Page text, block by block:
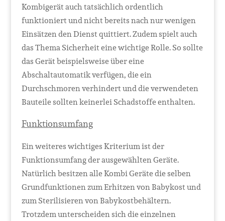
Kombigerät auch tatsächlich ordentlich
funktioniert und nicht bereits nach nur wenigen
Einsätzen den Dienst quittiert. Zudem spielt auch
das Thema Sicherheit eine wichtige Rolle. So sollte
das Gerät beispielsweise über eine
Abschaltautomatik verfügen, die ein
Durchschmoren verhindert und die verwendeten
Bauteile sollten keinerlei Schadstoffe enthalten.
Funktionsumfang
Ein weiteres wichtiges Kriterium ist der
Funktionsumfang der ausgewählten Geräte.
Natürlich besitzen alle Kombi Geräte die selben
Grundfunktionen zum Erhitzen von Babykost und
zum Sterilisieren von Babykostbehältern.
Trotzdem unterscheiden sich die einzelnen